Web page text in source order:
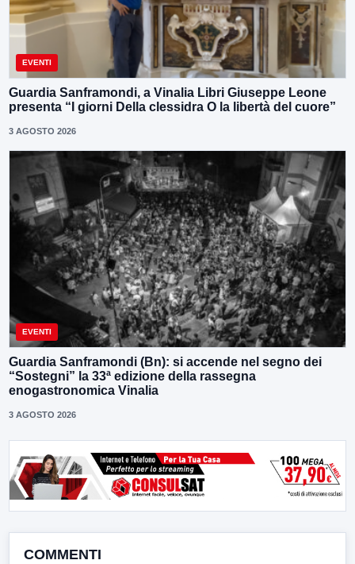
EVENTI
Guardia Sanframondi, a Vinalia Libri Giuseppe Leone
presenta “I giorni Della clessidra O la libertà del cuore”
3 AGOSTO 2026
EVENTI
Guardia Sanframondi (Bn): si accende nel segno dei
“Sostegni” la 33ª edizione della rassegna
enogastronomica Vinalia
3 AGOSTO 2026
COMMENTI